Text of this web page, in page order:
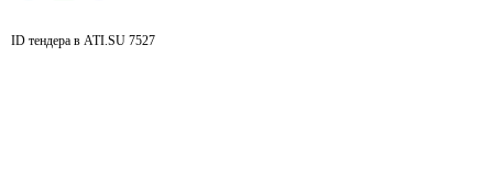
ID тендера в ATI.SU 7527